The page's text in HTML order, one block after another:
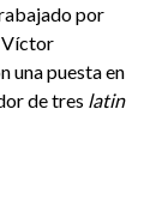
por
Víctor
una puesta en
de tres latin